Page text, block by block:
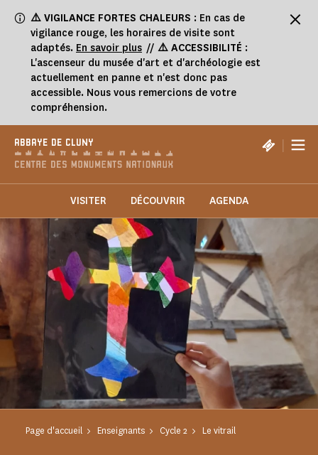
⚠️ VIGILANCE FORTES CHALEURS : En cas de
vigilance rouge, les horaires de visite sont
adaptés. En savoir plus // ⚠️ ACCESSIBILITÉ :
L'ascenseur du musée d'art et d'archéologie est
actuellement en panne et n'est donc pas
accessible. Nous vous remercions de votre
compréhension.
ABBAYE DE CLUNY |
VISITER DÉCOUVRIR AGENDA
Page d'accueil Enseignants Cycle 2 Le vitrail